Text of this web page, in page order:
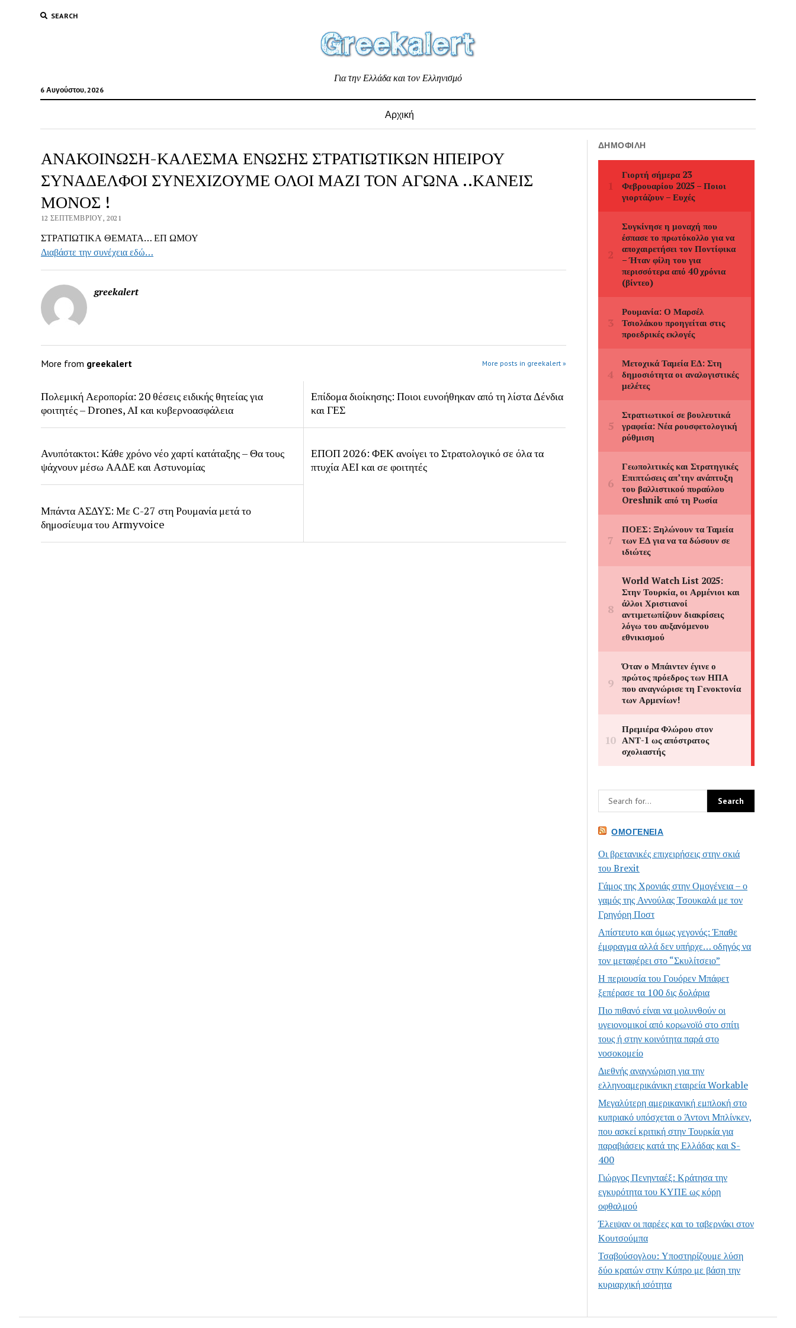
SEARCH
6 Αυγούστου, 2026
Για την Ελλάδα και τον Ελληνισμό
Αρχική
ΑΝΑΚΟΙΝΩΣΗ-ΚΑΛΕΣΜΑ ΕΝΩΣΗΣ ΣΤΡΑΤΙΩΤΙΚΩΝ ΗΠΕΙΡΟΥ
ΣΥΝΑΔΕΛΦΟΙ ΣΥΝΕΧΙΖΟΥΜΕ ΟΛΟΙ ΜΑΖΙ ΤΟΝ ΑΓΩΝΑ ..ΚΑΝΕΙΣ
ΜΟΝΟΣ !
12 ΣΕΠΤΕΜΒΡΊΟΥ, 2021
ΣΤΡΑΤΙΩΤΙΚΑ ΘΕΜΑΤΑ… ΕΠ ΩΜΟΥ
Διαβάστε την συνέχεια εδώ…
greekalert
More from greekalert More posts in greekalert »
Πολεμική Αεροπορία: 20 θέσεις ειδικής θητείας για
φοιτητές – Drones, AI και κυβερνοασφάλεια
Επίδομα διοίκησης: Ποιοι ευνοήθηκαν από τη λίστα Δένδια
και ΓΕΣ
Ανυπότακτοι: Κάθε χρόνο νέο χαρτί κατάταξης – Θα τους
ψάχνουν μέσω ΑΑΔΕ και Αστυνομίας
ΕΠΟΠ 2026: ΦΕΚ ανοίγει το Στρατολογικό σε όλα τα
πτυχία ΑΕΙ και σε φοιτητές
Μπάντα ΑΣΔΥΣ: Με C-27 στη Ρουμανία μετά το
δημοσίευμα του Armyvoice
ΔΗΜΟΦΙΛΉ
ΟΜΟΓΈΝΕΙΑ
Οι βρετανικές επιχειρήσεις στην σκιά
του Brexit
Γάμος της Χρονιάς στην Ομογένεια – ο
γαμός της Αννούλας Τσουκαλά με τον
Γρηγόρη Ποστ
Απίστευτο και όμως γεγονός: Έπαθε
έμφραγμα αλλά δεν υπήρχε… οδηγός να
τον μεταφέρει στο “Σκυλίτσειο”
Η περιουσία του Γουόρεν Μπάφετ
ξεπέρασε τα 100 δις δολάρια
Πιο πιθανό είναι να μολυνθούν οι
υγειονομικοί από κορωνοϊό στο σπίτι
τους ή στην κοινότητα παρά στο
νοσοκομείο
Διεθνής αναγνώριση για την
ελληνοαμερικάνικη εταιρεία Workable
Μεγαλύτερη αμερικανική εμπλοκή στο
κυπριακό υπόσχεται ο Άντονι Μπλίνκεν,
που ασκεί κριτική στην Τουρκία για
παραβιάσεις κατά της Ελλάδας και S-
400
Γιώργος Πενηνταέξ: Κράτησα την
εγκυρότητα του ΚΥΠΕ ως κόρη
οφθαλμού
Έλειψαν οι παρέες και το ταβερνάκι στον
Κουτσούμπα
Τσαβούσογλου: Υποστηρίζουμε λύση
δύο κρατών στην Κύπρο με βάση την
κυριαρχική ισότητα